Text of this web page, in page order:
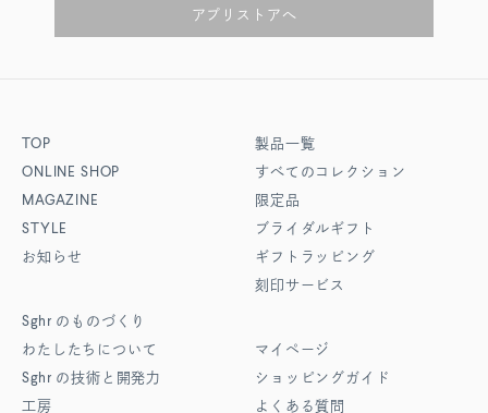
アプリストアへ
TOP
ONLINE SHOP
MAGAZINE
STYLE
お知らせ
Sghr のものづくり
わたしたちについて
Sghr の技術と開発力
工房
製品一覧
すべてのコレクション
限定品
ブライダルギフト
ギフトラッピング
刻印サービス
マイページ
ショッピングガイド
よくある質問